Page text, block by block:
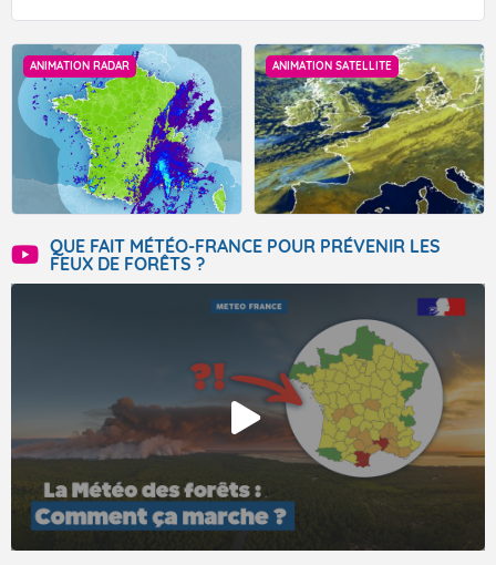
ANIMATION RADAR ANIMATION SATELLITE
QUE FAIT MÉTÉO-FRANCE POUR PRÉVENIR LES
FEUX DE FORÊTS ?